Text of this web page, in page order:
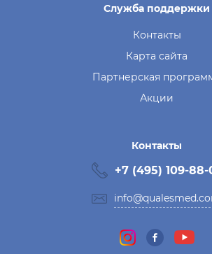
Служба поддержки
Контакты
Карта сайта
Партнерская
Акции
Контакты
+7 (495) 109-88-